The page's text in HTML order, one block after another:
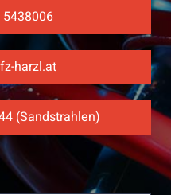
harzl.at
(Sandstrahlen)